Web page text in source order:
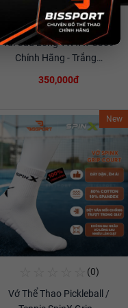
Mua Ngay
Xem chi tiết
☆☆ ☆☆☆(0)
Túi Cầu Lông YWYAT C309
Chính Hãng - Trắng…
350,000đ
New
(0)
Vớ Thể Thao Pickleball /